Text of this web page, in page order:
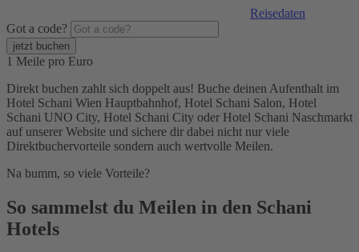
Reisedaten
Got a code?
1 Meile pro Euro
Direkt buchen zahlt sich doppelt aus! Buche deinen Aufenthalt im
Hotel Schani Wien Hauptbahnhof, Hotel Schani Salon, Hotel
Schani UNO City, Hotel Schani City oder Hotel Schani Naschmarkt
auf unserer Website und sichere dir dabei nicht nur viele
Direktbuchervorteile sondern auch wertvolle Meilen.
Na bumm, so viele Vorteile?
So sammelst du Meilen in den Schani
Hotels